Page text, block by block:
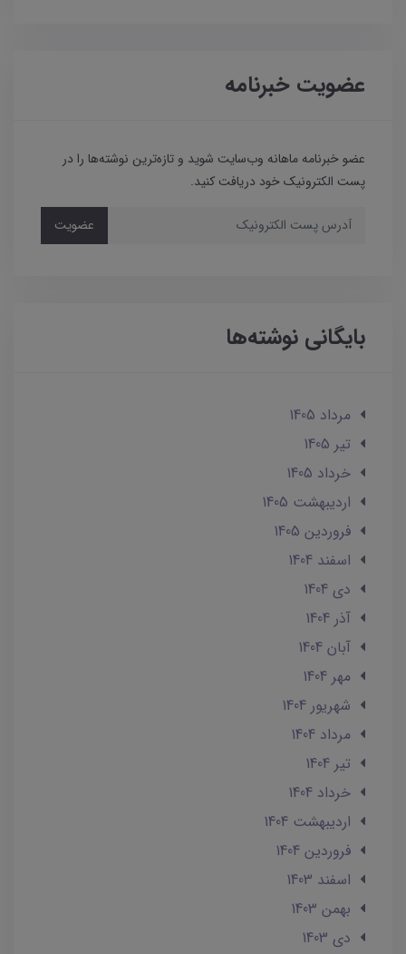
عضویت خبرنامه
عضو خبرنامه ماهانه وب‌سایت شوید و تازه‌ترین نوشته‌ها را در
پست الکترونیک خود دریافت کنید.
عضویت
بایگانی نوشته‌ها
مرداد 1405
تير 1405
خرداد 1405
ارديبهشت 1405
فروردین 1405
اسفند 1404
دی 1404
آذر 1404
آبان 1404
مهر 1404
شهریور 1404
مرداد 1404
تير 1404
خرداد 1404
ارديبهشت 1404
فروردین 1404
اسفند 1403
بهمن 1403
دی 1403